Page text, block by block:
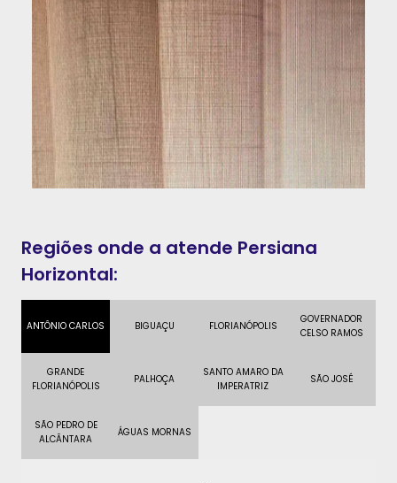
Regiões onde a atende Persiana
Horizontal:
ANTÔNIO CARLOS BIGUAÇU FLORIANÓPOLIS
GOVERNADOR
CELSO RAMOS
GRANDE
FLORIANÓPOLIS
PALHOÇA
SANTO AMARO DA
IMPERATRIZ
SÃO JOSÉ
SÃO PEDRO DE
ALCÂNTARA
ÁGUAS MORNAS